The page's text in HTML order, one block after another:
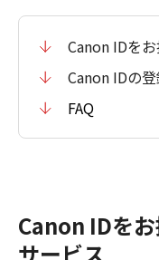
Canon IDを
Canon IDの
FAQ
Canon IDを
サービス